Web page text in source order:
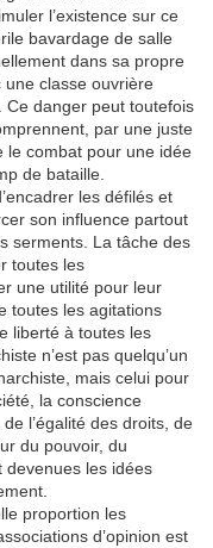
l’existence sur ce
bavardage de salle
dans sa propre
classe ouvrière
danger peut toutefois
par une juste
le combat pour une idée
de bataille.
les défilés et
son influence partout
serments. La tâche des
toutes les
une utilité pour leur
toutes les agitations
liberté à toutes les
n’est pas quelqu’un
mais celui pour
la conscience
l’égalité des droits, de
du pouvoir, du
devenues les idées
proportion les
d’opinion est